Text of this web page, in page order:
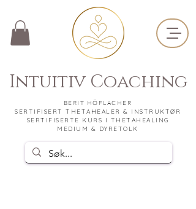
Intuitiv Coaching
BERIT HÖFLACHER
SERTIFISERT THETAHEALER & INSTRUKTØR
SERTIFISERTE KURS I THETAHEALING
MEDIUM & DYRETOLK